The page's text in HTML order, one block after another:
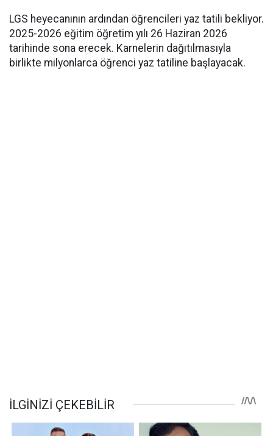
LGS heyecanının ardından öğrencileri yaz tatili bekliyor.
2025-2026 eğitim öğretim yılı 26 Haziran 2026
tarihinde sona erecek. Karnelerin dağıtılmasıyla
birlikte milyonlarca öğrenci yaz tatiline başlayacak.